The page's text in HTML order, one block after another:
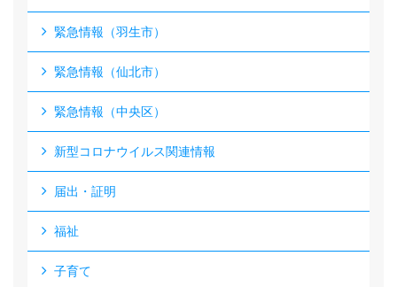
緊急情報（羽生市）
緊急情報（仙北市）
緊急情報（中央区）
新型コロナウイルス関連情報
届出・証明
福祉
子育て